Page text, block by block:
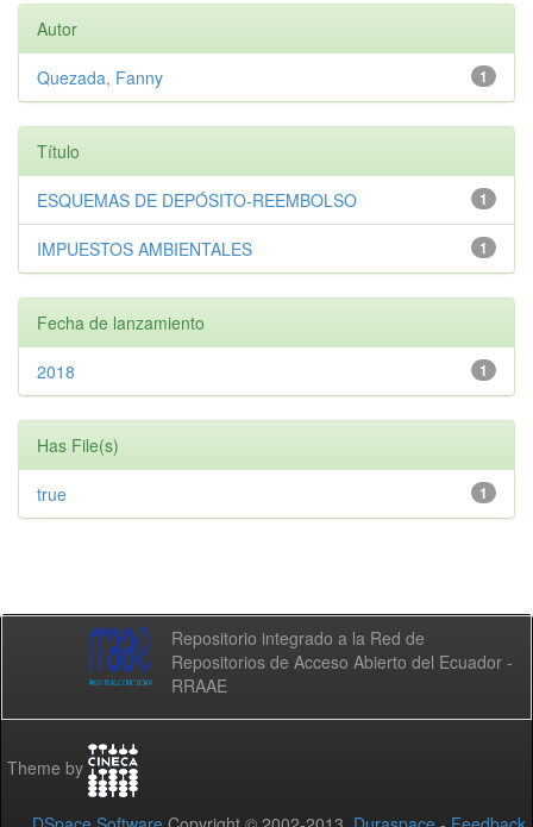
Autor
1
Quezada, Fanny
Título
1
ESQUEMAS DE DEPÓSITO-REEMBOLSO
1
IMPUESTOS AMBIENTALES
Fecha de lanzamiento
1
2018
Has File(s)
1
true
Repositorio integrado a la Red de
Repositorios de Acceso Abierto del Ecuador -
RRAAE
Theme by